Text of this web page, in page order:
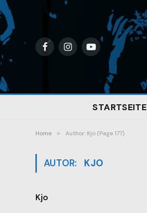
FacebookInstagramYouTube
STARTSEITE
Home » Author: Kjo (Page 177)
AUTOR: KJO
Kjo